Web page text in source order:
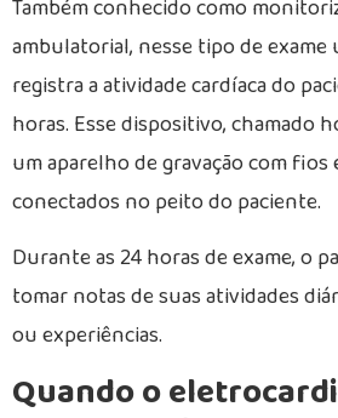
Também conhecido como
ambulatorial, nesse tipo de
registra a atividade cardíaca do
horas. Esse dispositivo, chamado
um aparelho de gravação com
conectados no peito do paciente.
Durante as 24 horas de exame, o
tomar notas de suas atividades
ou experiências.
Quando o